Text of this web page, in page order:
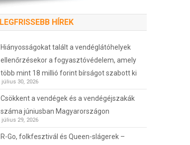
LEGFRISSEBB HÍREK
Hiányosságokat talált a vendéglátóhelyek
ellenőrzésekor a fogyasztóvédelem, amely
több mint 18 millió forint bírságot szabott ki
július 30, 2026
Csökkent a vendégek és a vendégéjszakák
száma júniusban Magyarországon
július 29, 2026
R-Go, folkfesztivál és Queen-slágerek –